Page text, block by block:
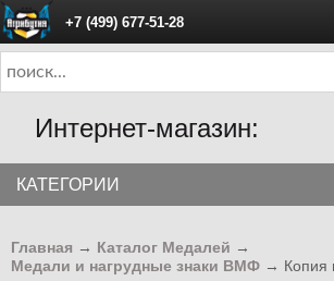
+7 (499) 677-51-28
ПН - ПТ с 10:00 до 18:00
Интернет-магазин:
КАТЕГОРИИ
Главная → Каталог Медалей →
Медали и нагрудные знаки ВМФ → Копия